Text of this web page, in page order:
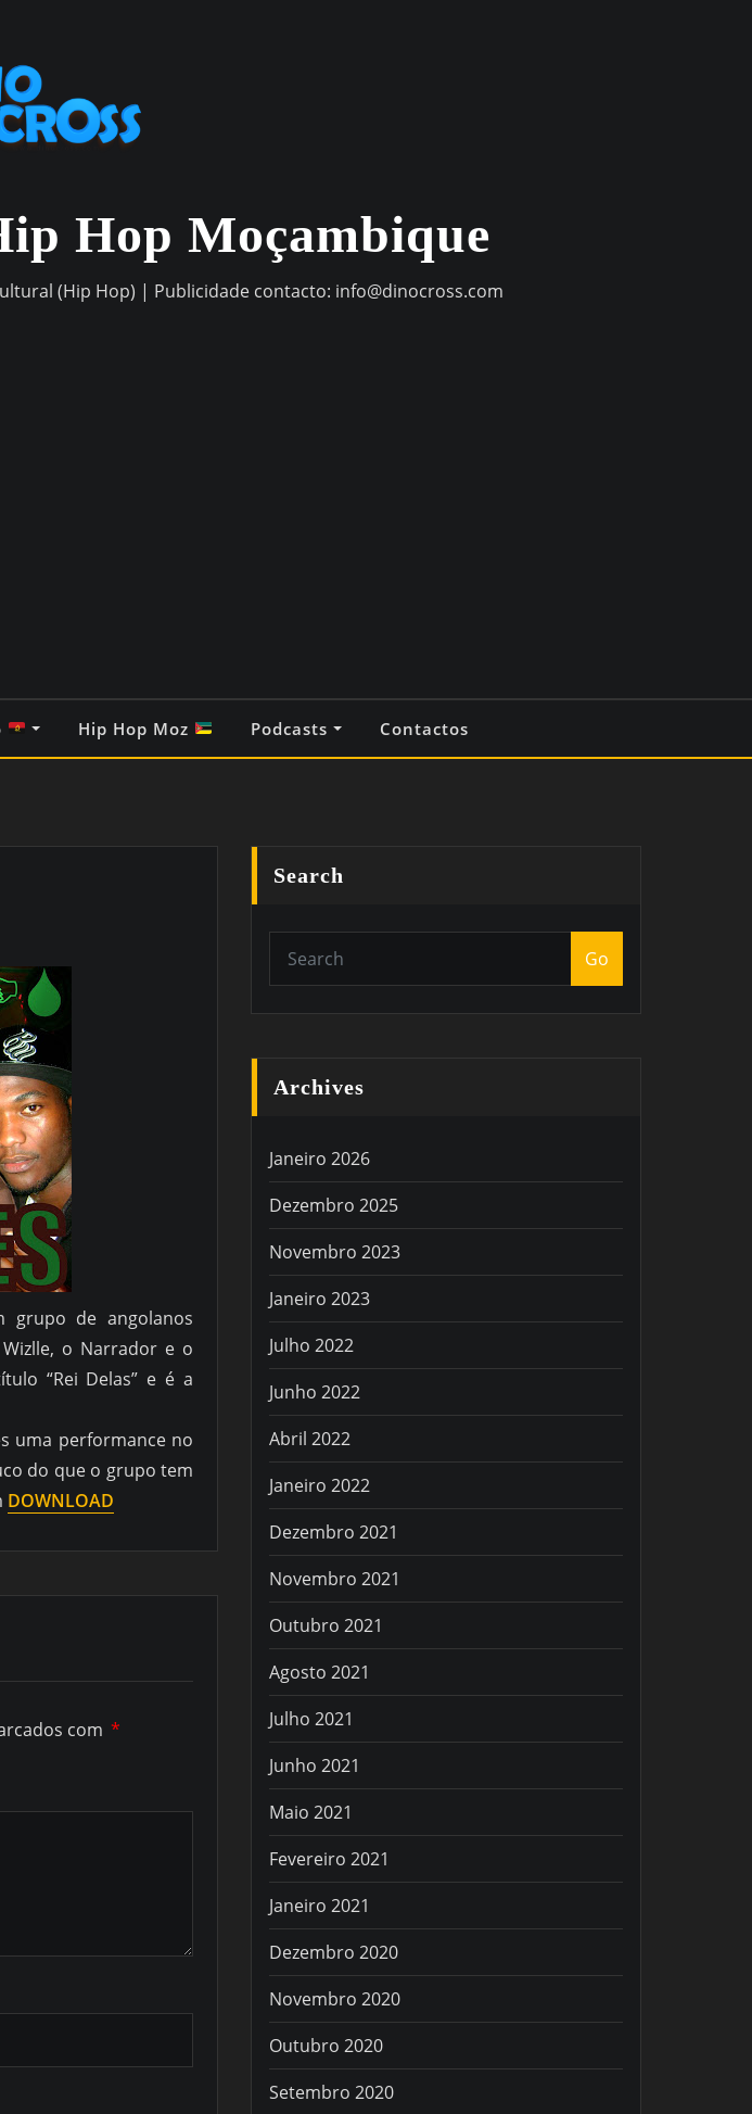
Hop Moçambique
(Hip Hop) | Publicidade contacto: info@dinocross.com
Hip Hop Moz Podcasts Contactos
grupo de angolanos
o Narrador e o
“Rei Delas” e é a
uma performance no
do que o grupo tem
DOWNLOAD
com *
Search
Go
Archives
Janeiro 2026
Dezembro 2025
Novembro 2023
Janeiro 2023
Julho 2022
Junho 2022
Abril 2022
Janeiro 2022
Dezembro 2021
Novembro 2021
Outubro 2021
Agosto 2021
Julho 2021
Junho 2021
Maio 2021
Fevereiro 2021
Janeiro 2021
Dezembro 2020
Novembro 2020
Outubro 2020
Setembro 2020